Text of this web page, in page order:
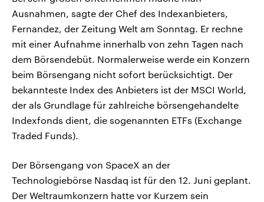
Ausnahmen, sagte der Chef des Indexanbieters,
Fernandez, der Zeitung Welt am Sonntag. Er rechne
mit einer Aufnahme innerhalb von zehn Tagen nach
dem Börsendebüt. Normalerweise werde ein Konzern
beim Börsengang nicht sofort berücksichtigt. Der
bekannteste Index des Anbieters ist der MSCI World,
der als Grundlage für zahlreiche börsengehandelte ​
Indexfonds dient, die sogenannten ETFs (Exchange
Traded Funds).
Der Börsengang von SpaceX an der
Technologiebörse Nasdaq ist für den 12. Juni geplant.
​Der Weltraumkonzern hatte vor Kurzem sein